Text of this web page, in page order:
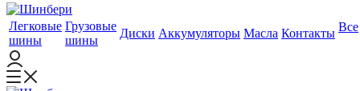
Легковые
шины
Грузовые
шины
Диски Аккумуляторы Масла Контакты Все